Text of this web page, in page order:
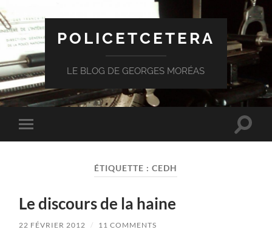
POLICETCETERA
LE BLOG DE GEORGES MORÉAS
Toggle
mobile
Toggle
ÉTIQUETTE :CEDH
Le discours de la haine
22 FÉVRIER 2012 / 11 COMMENTS